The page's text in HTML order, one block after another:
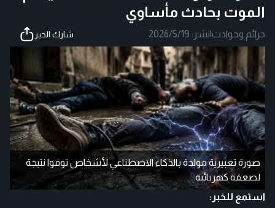
الموت بحادث مأساوي
جرائم وحوادث|نشر: 2026/5/19 شارك الخبر
صورة تعبيرية مولدة بالذكاء الاصطناعي لأشخاص توفوا نتيجة
لصعقة كهربائية
استمع للخبر: